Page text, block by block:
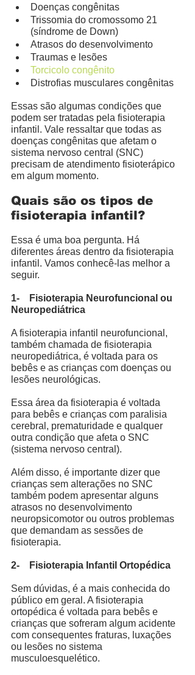
Doenças congênitas
Trissomia do cromossomo 21
(síndrome de Down)
Atrasos do desenvolvimento
Traumas e lesões
Torcicolo congênito
Distrofias musculares congênitas
Essas são algumas condições que
podem ser tratadas pela fisioterapia
infantil. Vale ressaltar que todas as
doenças congênitas que afetam o
sistema nervoso central (SNC)
precisam de atendimento fisioterápico
em algum momento.
Quais são os tipos de
fisioterapia infantil?
Essa é uma boa pergunta. Há
diferentes áreas dentro da fisioterapia
infantil. Vamos conhecê-las melhor a
seguir.
1-    Fisioterapia Neurofuncional ou
Neuropediátrica
A fisioterapia infantil neurofuncional,
também chamada de fisioterapia
neuropediátrica, é voltada para os
bebês e as crianças com doenças ou
lesões neurológicas.
Essa área da fisioterapia é voltada
para bebês e crianças com paralisia
cerebral, prematuridade e qualquer
outra condição que afeta o SNC
(sistema nervoso central).
Além disso, é importante dizer que
crianças sem alterações no SNC
também podem apresentar alguns
atrasos no desenvolvimento
neuropsicomotor ou outros problemas
que demandam as sessões de
fisioterapia.
2-    Fisioterapia Infantil Ortopédica
Sem dúvidas, é a mais conhecida do
público em geral. A fisioterapia
ortopédica é voltada para bebês e
crianças que sofreram algum acidente
com consequentes fraturas, luxações
ou lesões no sistema
musculoesquelético.